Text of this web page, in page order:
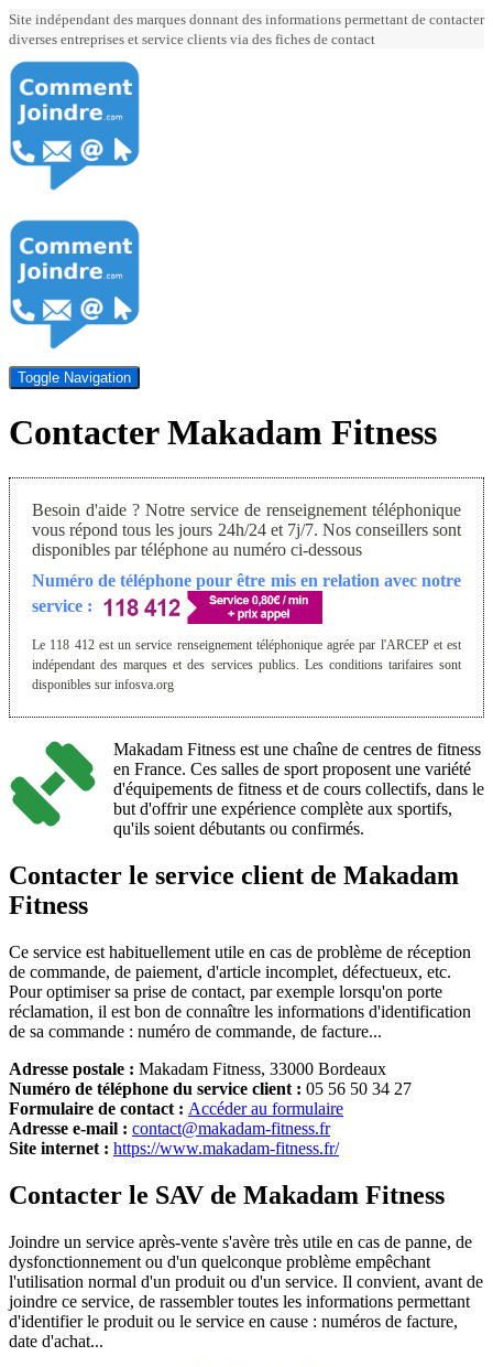
Site indépendant des marques donnant des informations permettant de contacter
diverses entreprises et service clients via des fiches de contact
Toggle Navigation
Contacter Makadam Fitness
Besoin d'aide ? Notre service de renseignement téléphonique
vous répond tous les jours 24h/24 et 7j/7. Nos conseillers sont
disponibles par téléphone au numéro ci-dessous
Numéro de téléphone pour être mis en relation avec notre
service :
Le 118 412 est un service renseignement téléphonique agrée par l'ARCEP et est
indépendant des marques et des services publics. Les conditions tarifaires sont
disponibles sur infosva.org
Makadam Fitness est une chaîne de centres de fitness
en France. Ces salles de sport proposent une variété
d'équipements de fitness et de cours collectifs, dans le
but d'offrir une expérience complète aux sportifs,
qu'ils soient débutants ou confirmés.
Contacter le service client de Makadam
Fitness
Ce service est habituellement utile en cas de problème de réception
de commande, de paiement, d'article incomplet, défectueux, etc.
Pour optimiser sa prise de contact, par exemple lorsqu'on porte
réclamation, il est bon de connaître les informations d'identification
de sa commande : numéro de commande, de facture...
Adresse postale : Makadam Fitness, 33000 Bordeaux
Numéro de téléphone du service client : 05 56 50 34 27
Formulaire de contact : Accéder au formulaire
Adresse e-mail : contact@makadam-fitness.fr
Site internet : https://www.makadam-fitness.fr/
Contacter le SAV de Makadam Fitness
Joindre un service après-vente s'avère très utile en cas de panne, de
dysfonctionnement ou d'un quelconque problème empêchant
l'utilisation normal d'un produit ou d'un service. Il convient, avant de
joindre ce service, de rassembler toutes les informations permettant
d'identifier le produit ou le service en cause : numéros de facture,
date d'achat...